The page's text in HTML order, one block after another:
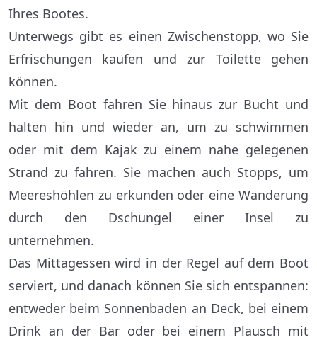
Ihres Bootes.
Unterwegs gibt es einen Zwischenstopp, wo Sie
Erfrischungen kaufen und zur Toilette gehen
können.
Mit dem Boot fahren Sie hinaus zur Bucht und
halten hin und wieder an, um zu schwimmen
oder mit dem Kajak zu einem nahe gelegenen
Strand zu fahren. Sie machen auch Stopps, um
Meereshöhlen zu erkunden oder eine Wanderung
durch den Dschungel einer Insel zu
unternehmen.
Das Mittagessen wird in der Regel auf dem Boot
serviert, und danach können Sie sich entspannen:
entweder beim Sonnenbaden an Deck, bei einem
Drink an der Bar oder bei einem Plausch mit